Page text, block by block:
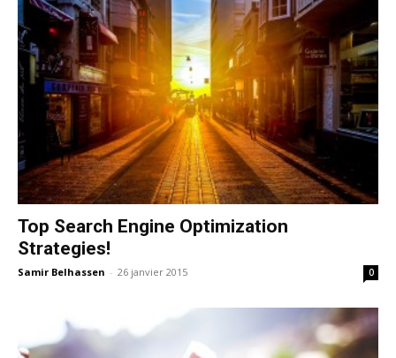
Top Search Engine Optimization
Strategies!
Samir Belhassen - 26 janvier 2015 0